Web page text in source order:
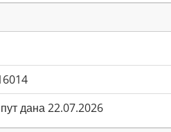
дана 22.07.2026